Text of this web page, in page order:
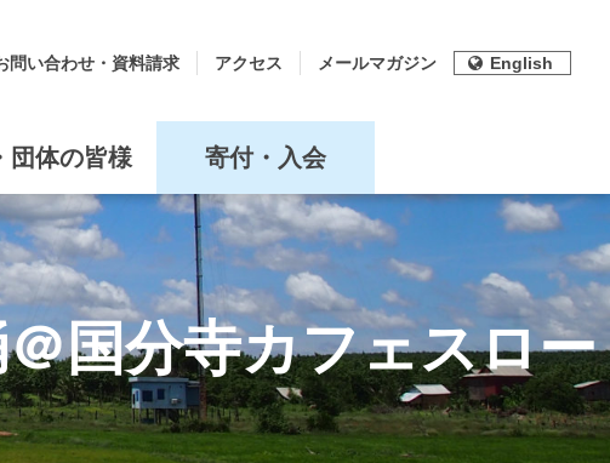
団体の皆様 寄付・入会
問い合わせ・資料請求 アクセス メールマガジン English
国分寺カフェスロー